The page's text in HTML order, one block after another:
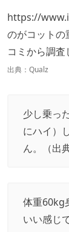
https://
のがコットの
コミから調査
出典： Qualz
少し乗っ
にハイ）
ん。（出
体重60kg
いい感じ